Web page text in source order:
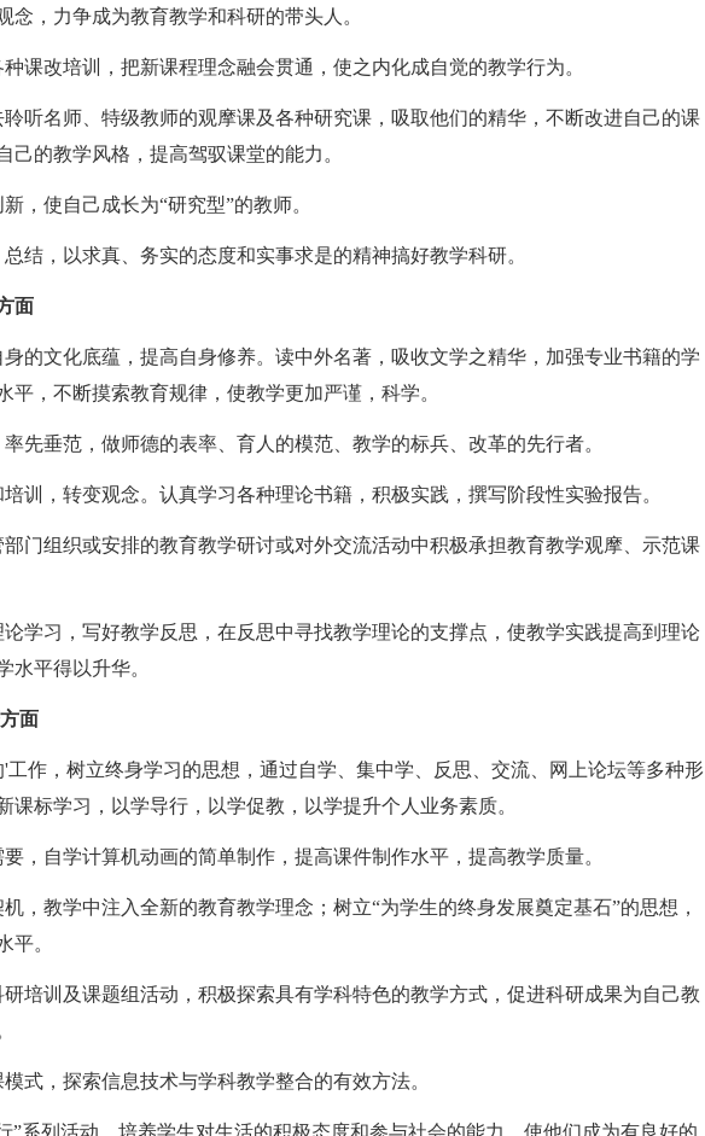
念，力争成为教育教学和科研的带头人。
课改培训，把新课程理念融会贯通，使之内化成自觉的教学行为。
听名师、特级教师的观摩课及各种研究课，吸取他们的精华，不断改进自己的课
己的教学风格，提高驾驭课堂的能力。
，使自己成长为“研究型”的教师。
结，以求真、务实的态度和实事求是的精神搞好教学科研。
面
身的文化底蕴，提高自身修养。读中外名著，吸收文学之精华，加强专业书籍的学
平，不断摸索教育规律，使教学更加严谨，科学。
先垂范，做师德的表率、育人的模范、教学的标兵、改革的先行者。
训，转变观念。认真学习各种理论书籍，积极实践，撰写阶段性实验报告。
门组织或安排的教育教学研讨或对外交流活动中积极承担教育教学观摩、示范课
论学习，写好教学反思，在反思中寻找教学理论的支撑点，使教学实践提高到理论
水平得以升华。
面
'工作，树立终身学习的思想，通过自学、集中学、反思、交流、网上论坛等多种形
课标学习，以学导行，以学促教，以学提升个人业务素质。
，自学计算机动画的简单制作，提高课件制作水平，提高教学质量。
，教学中注入全新的教育教学理念；树立“为学生的终身发展奠定基石”的思想，
平。
培训及课题组活动，积极探索具有学科特色的教学方式，促进科研成果为自己教
式，探索信息技术与学科教学整合的有效方法。
”系列活动，培养学生对生活的积极态度和参与社会的能力，使他们成为有良好的